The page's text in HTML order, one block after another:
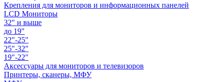
Крепления для мониторов и информационных панелей
LCD Мониторы
32" и выше
до 19"
22"-25"
25"-32"
19"-22"
Аксессуары для мониторов и телевизоров
Принтеры, сканеры, МФУ